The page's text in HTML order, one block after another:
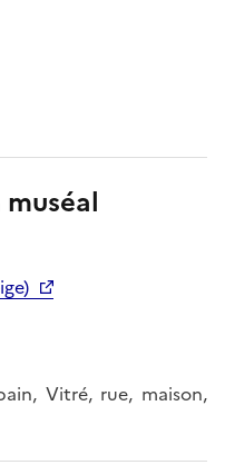
Vitré, rue, maison,